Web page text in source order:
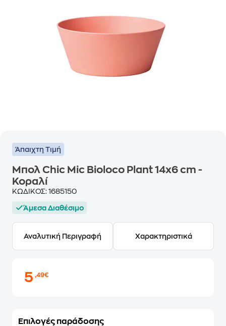
Άπαιχτη Τιμή
Μπολ Chic Mic Bioloco Plant 14x6 cm -
Κοραλί
ΚΩΔΙΚΟΣ: 1685150
Άμεσα Διαθέσιμο
Αναλυτική Περιγραφή Χαρακτηριστικά
5,49€
Επιλογές παράδοσης